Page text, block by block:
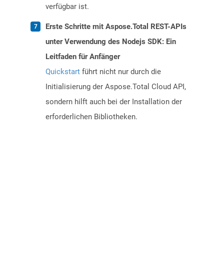
verfügbar ist.
Erste Schritte mit Aspose.Total REST-APIs
unter Verwendung des Nodejs SDK: Ein
Leitfaden für Anfänger
Quickstart führt nicht nur durch die
Initialisierung der Aspose.Total Cloud API,
sondern hilft auch bei der Installation der
erforderlichen Bibliotheken.